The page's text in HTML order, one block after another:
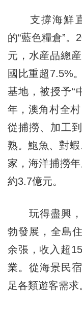
支撐海鮮直
的“藍色糧倉”
元，水産品總
國比重超7.5%
基地，被授予“
年，澳角村全
從捕撈、加工
熟。鮑魚、對
家，海洋捕撈
約3.7億元。
玩得盡興，
勃發展，全島
余張，收入超
業。從海景民
足各類遊客需求